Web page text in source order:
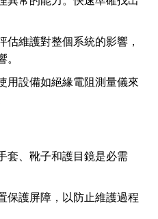
估維護對整個系統的影響，
用設備如絕緣電阻測量儀來
套、靴子和護目鏡是必需
保護屏障，以防止維護過程